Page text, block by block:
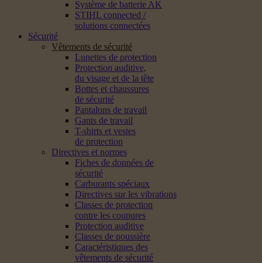
Système de batterie AK
STIHL connected /
solutions connectées
Sécurité
Vêtements de sécurité
Lunettes de protection
Protection auditive,
du visage et de la tête
Bottes et chaussures
de sécurité
Pantalons de travail
Gants de travail
T-shirts et vestes
de protection
Directives et normes
Fiches de données de
sécurité
Carburants spéciaux
Directives sur les vibrations
Classes de protection
contre les coupures
Protection auditive
Classes de poussière
Caractéristiques des
vêtements de sécurité